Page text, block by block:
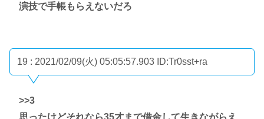
演技で手帳もらえないだろ
19 : 2021/02/09(火) 05:05:57.903 ID:Tr0sst+ra
>>3